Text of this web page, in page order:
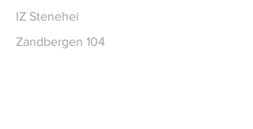
IZ Stenehei
Zandbergen 104